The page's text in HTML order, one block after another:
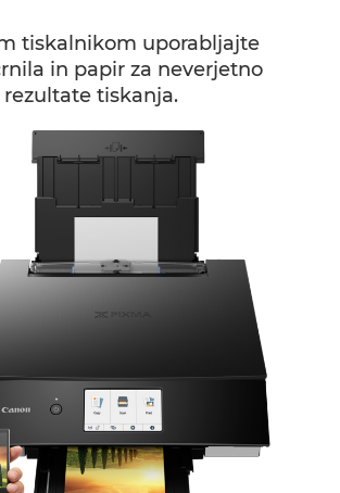
tiskalnikom uporabljajte
in papir za neverjetno
rezultate tiskanja.